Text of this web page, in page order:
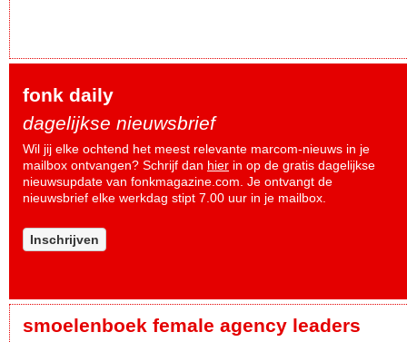
fonk daily
dagelijkse nieuwsbrief
Wil jij elke ochtend het meest relevante marcom-nieuws in je
mailbox ontvangen? Schrijf dan hier in op de gratis dagelijkse
nieuwsupdate van fonkmagazine.com. Je ontvangt de
nieuwsbrief elke werkdag stipt 7.00 uur in je mailbox.
Inschrijven
smoelenboek female agency leaders